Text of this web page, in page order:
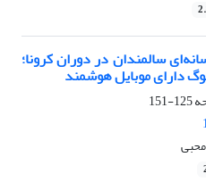
سالمندان در دوران کرونا؛
دارای موبایل هوشمند
125-151